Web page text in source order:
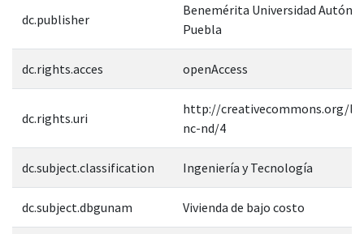
dc.publisher
Benemérita Universidad
Puebla
dc.rights.acces openAccess
dc.rights.uri
http://creativecommons.org/
nc-nd/4
dc.subject.classification Ingeniería y Tecnología
dc.subject.dbgunam Vivienda de bajo costo